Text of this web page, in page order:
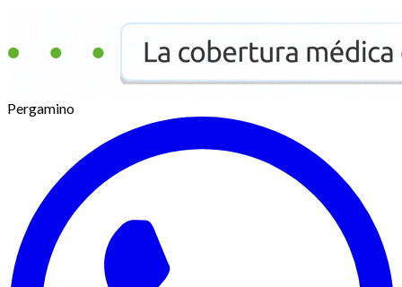
Pergamino